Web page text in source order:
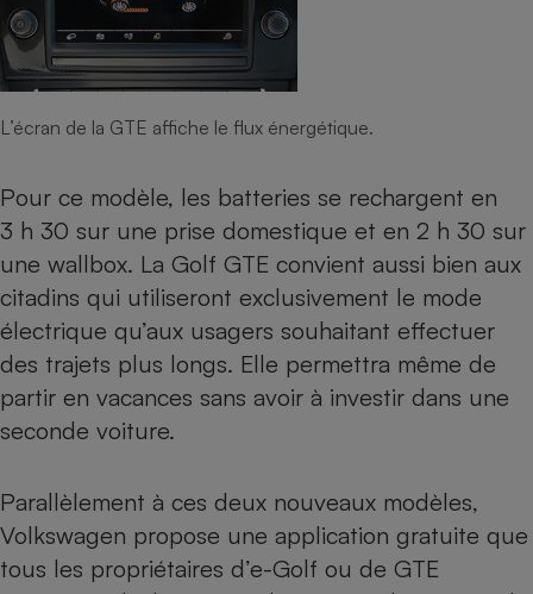
L’écran de la GTE affiche le flux énergétique.
Pour ce modèle, les batteries se rechargent en
3 h 30 sur une prise domestique et en 2 h 30 sur
une wallbox. La Golf GTE convient aussi bien aux
citadins qui utiliseront exclusivement le mode
électrique qu’aux usagers souhaitant effectuer
des trajets plus longs. Elle permettra même de
partir en vacances sans avoir à investir dans une
seconde voiture.
Parallèlement à ces deux nouveaux modèles,
Volkswagen propose une application gratuite que
tous les propriétaires d’e-Golf ou de GTE